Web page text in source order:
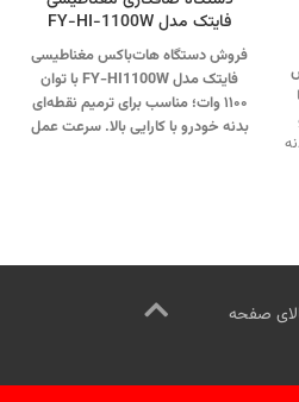
فایتک مدل FY-HI-1100W
فروش دستگاه هات‌باکس مغناطیسی
فایتک مدل FY-HI1100W با توان
۱۱۰۰ وات؛ مناسب برای ترمیم نقطه‌ای
بدنه خودرو با کارایی بالا. سرعت عمل
کانال اینستاگرام ویل تک کلیک کنید.
صفحه